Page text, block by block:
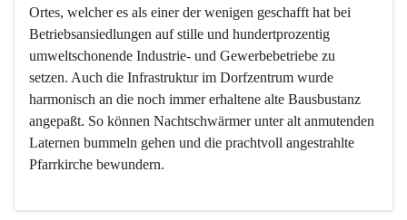
Ortes, welcher es als einer der wenigen geschafft hat bei
Betriebsansiedlungen auf stille und hundertprozentig
umweltschonende Industrie- und Gewerbebetriebe zu
setzen. Auch die Infrastruktur im Dorfzentrum wurde
harmonisch an die noch immer erhaltene alte Bausbustanz
angepaßt. So können Nachtschwärmer unter alt anmutenden
Laternen bummeln gehen und die prachtvoll angestrahlte
Pfarrkirche bewundern.
Der Weinbau dominert heute nicht mehr, ist aber integrativer